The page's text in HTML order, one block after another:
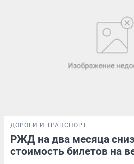
ДОРОГИ И ТРАНСПОРТ
РЖД на два месяца
стоимость билетов на